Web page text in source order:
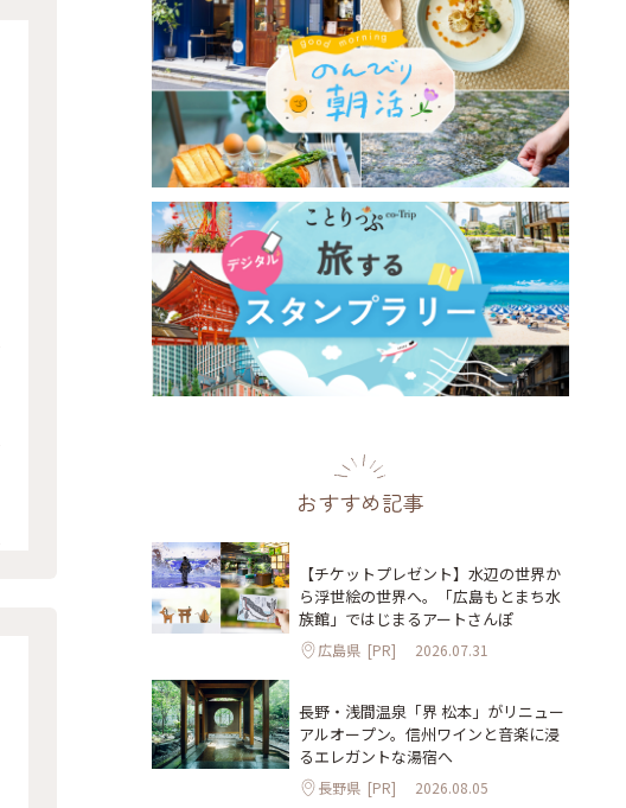
おすすめ記事
【チケットプレゼント】水辺の世界か
ら浮世絵の世界へ。「広島もとまち水
族館」ではじまるアートさんぽ
広島県 [PR] 2026.07.31
長野・浅間温泉「界 松本」がリニュー
アルオープン。信州ワインと音楽に浸
るエレガントな湯宿へ
長野県 [PR] 2026.08.05